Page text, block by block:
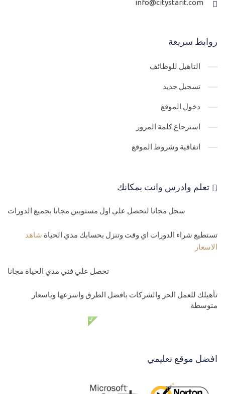
info@citystarit.com
روابط سريعة
التاهيل للوظائف
تسجيل جديد
دخول الموقع
استرجاع كلمة المرور
اتفاقية وشروط الموقع
تعلم وادرس وانت بمكانك
سجل مجانا لتحصل علي اول مستويين مجانا بجميع الدورات
تستطيع شراء الدورات اي وقت وتنزل بحسابك مدي الحياة شاهد
الاسعار
تحصل علي فني مدي الحياة مجانا
تأهيلك للعمل الحر والشركات بافضل الطرق واسرعها وباسعار
متوسطة
افضل موقع تعليمي